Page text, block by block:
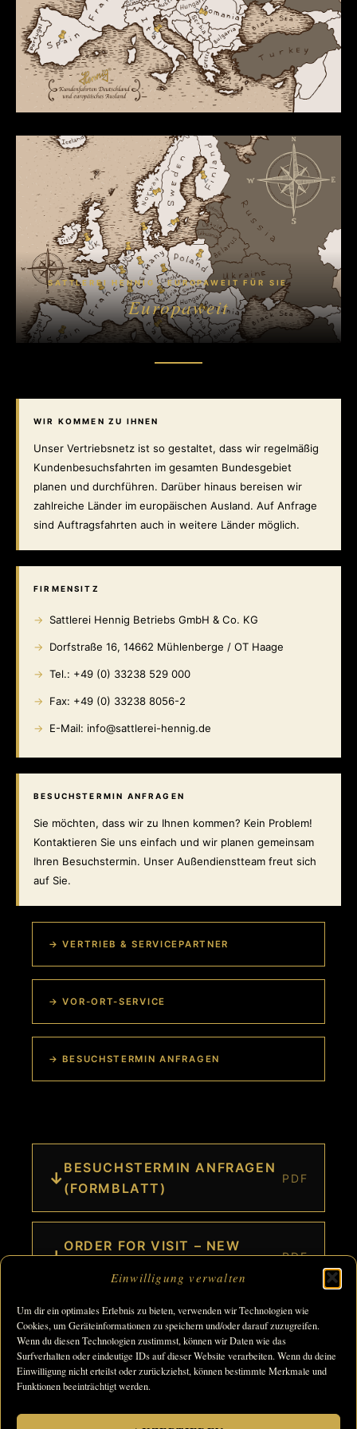
Einwilligung verwalten
Um dir ein optimales Erlebnis zu bieten, verwenden wir Technologien wie
Cookies, um Geräteinformationen zu speichern und/oder darauf zuzugreifen.
Wenn du diesen Technologien zustimmst, können wir Daten wie das
Surfverhalten oder eindeutige IDs auf dieser Website verarbeiten. Wenn du deine
Einwilligung nicht erteilst oder zurückziehst, können bestimmte Merkmale und
Funktionen beeinträchtigt werden.
SATTLEREI HENNIG · EUROPAWEIT FÜR SIE
Europaweit
WIR KOMMEN ZU IHNEN
Unser Vertriebsnetz ist so gestaltet, dass wir regelmäßig
Kundenbesuchsfahrten im gesamten Bundesgebiet
planen und durchführen. Darüber hinaus bereisen wir
zahlreiche Länder im europäischen Ausland. Auf Anfrage
sind Auftragsfahrten auch in weitere Länder möglich.
FIRMENSITZ
Sattlerei Hennig Betriebs GmbH & Co. KG
Dorfstraße 16, 14662 Mühlenberge / OT Haage
Tel.: +49 (0) 33238 529 000
Fax: +49 (0) 33238 8056-2
E-Mail: info@sattlerei-hennig.de
BESUCHSTERMIN ANFRAGEN
Sie möchten, dass wir zu Ihnen kommen? Kein Problem!
Kontaktieren Sie uns einfach und wir planen gemeinsam
Ihren Besuchstermin. Unser Außendienstteam freut sich
auf Sie.
→ VERTRIEB & SERVICEPARTNER
→ VOR-ORT-SERVICE
→ BESUCHSTERMIN ANFRAGEN
↓
BESUCHSTERMIN ANFRAGEN
(FORMBLATT)
PDF
↓
ORDER FOR VISIT – NEW
PDF
Copyright © 2026 Sattlerei Hennig Betriebs GmbH & Co. KG |
Impressum|Datenschutz|AGB|Cookie-Richtlinie|
Bildnachweis: Titelbild (Pferd mit Sattel): © Nadine Harms ·